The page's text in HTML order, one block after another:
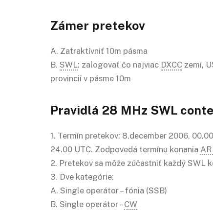
Zámer pretekov
A. Zatraktívniť 10m pásma
B. SWL: zalogovať čo najviac DXCC zemí,
provincií v pásme 10m
Pravidlá 28 MHz SWL
1. Termín pretekov: 8.december 2006, 00.00
24.00 UTC. Zodpovedá termínu konania
2. Pretekov sa môže zúčastniť každý SWL
3. Dve kategórie:
A. Single operátor – fónia (SSB)
B. Single operátor –CW